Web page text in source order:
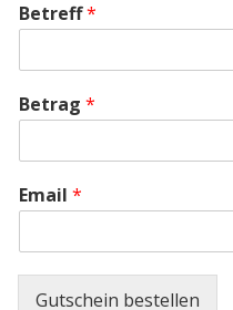
Betreff*
Betrag *
Email *
Gutschein bestellen